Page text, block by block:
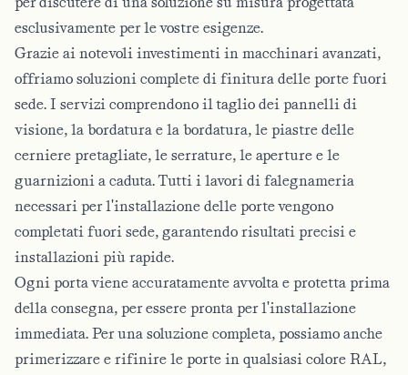
esclusivamente per le vostre esigenze.
Grazie ai notevoli investimenti in macchinari avanzati,
offriamo soluzioni complete di finitura delle porte fuori
sede. I servizi comprendono il taglio dei pannelli di
visione, la bordatura e la bordatura, le piastre delle
cerniere pretagliate, le serrature, le aperture e le
guarnizioni a caduta. Tutti i lavori di falegnameria
necessari per l'installazione delle porte vengono
completati fuori sede, garantendo risultati precisi e
installazioni più rapide.
Ogni porta viene accuratamente avvolta e protetta prima
della consegna, per essere pronta per l'installazione
immediata. Per una soluzione completa, possiamo anche
primerizzare e rifinire le porte in qualsiasi colore RAL,